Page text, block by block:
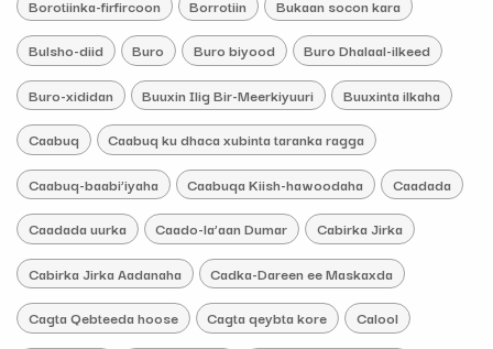
Borotiinka-firfircoon Borrotiin Bukaan socon kara
Bulsho-diid Buro Buro biyood Buro Dhalaal-ilkeed
Buro-xididan Buuxin Ilig Bir-Meerkiyuuri Buuxinta ilkaha
Caabuq Caabuq ku dhaca xubinta taranka ragga
Caabuq-baabi’iyaha Caabuqa Kiish-hawoodaha Caadada
Caadada uurka Caado-la’aan Dumar Cabirka Jirka
Cabirka Jirka Aadanaha Cadka-Dareen ee Maskaxda
Cagta Qebteeda hoose Cagta qeybta kore Calool